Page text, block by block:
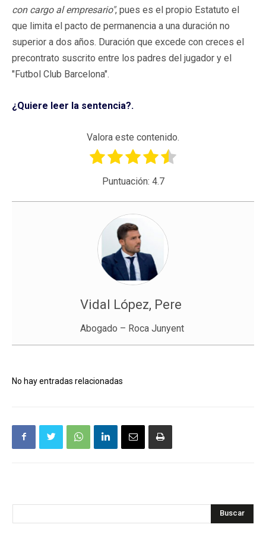
con cargo al empresario", pues es el propio Estatuto el
que limita el pacto de permanencia a una duración no
superior a dos años. Duración que excede con creces el
precontrato suscrito entre los padres del jugador y el
"Futbol Club Barcelona".
¿Quiere leer la sentencia?.
Valora este contenido.
Puntuación: 4.7
Vidal López, Pere
Abogado – Roca Junyent
No hay entradas relacionadas
Buscar